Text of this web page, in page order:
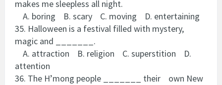
makes me sleepless all night.
A. boring B. scary C. moving D. entertaining
35. Halloween is a festival filled with mystery,
magic and _______.
A. attraction B. religion C. superstition D.
attention
36. The H’mong people _______ their own New